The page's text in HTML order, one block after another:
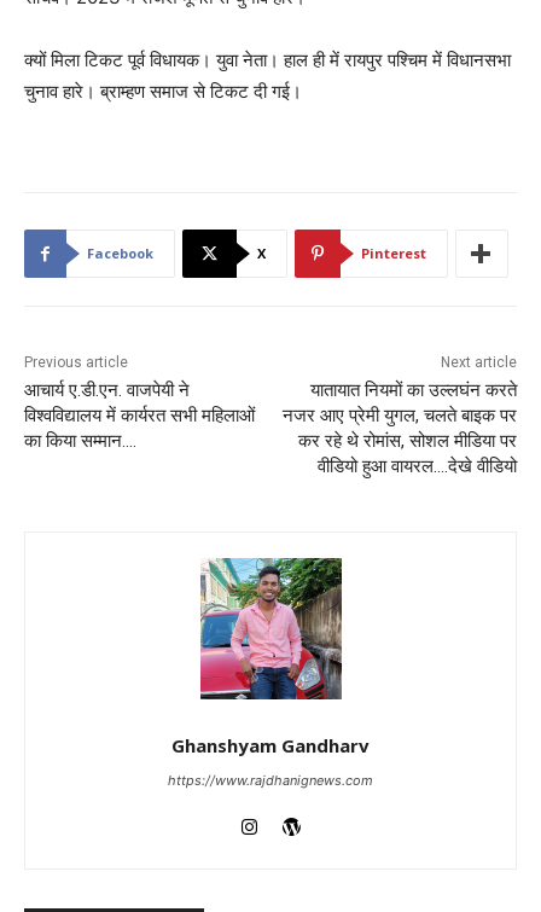
क्यों मिला टिकट पूर्व विधायक। युवा नेता। हाल ही में रायपुर पश्चिम में विधानसभा
चुनाव हारे। ब्राम्हण समाज से टिकट दी गई।
Facebook X Pinterest
Previous article
आचार्य ए.डी.एन. वाजपेयी ने
विश्वविद्यालय में कार्यरत सभी महिलाओं
का किया सम्मान….
Next article
यातायात नियमों का उल्लघंन करते
नजर आए प्रेमी युगल, चलते बाइक पर
कर रहे थे रोमांस, सोशल मीडिया पर
वीडियो हुआ वायरल….देखे वीडियो
Ghanshyam Gandharv
https://www.rajdhanignews.com